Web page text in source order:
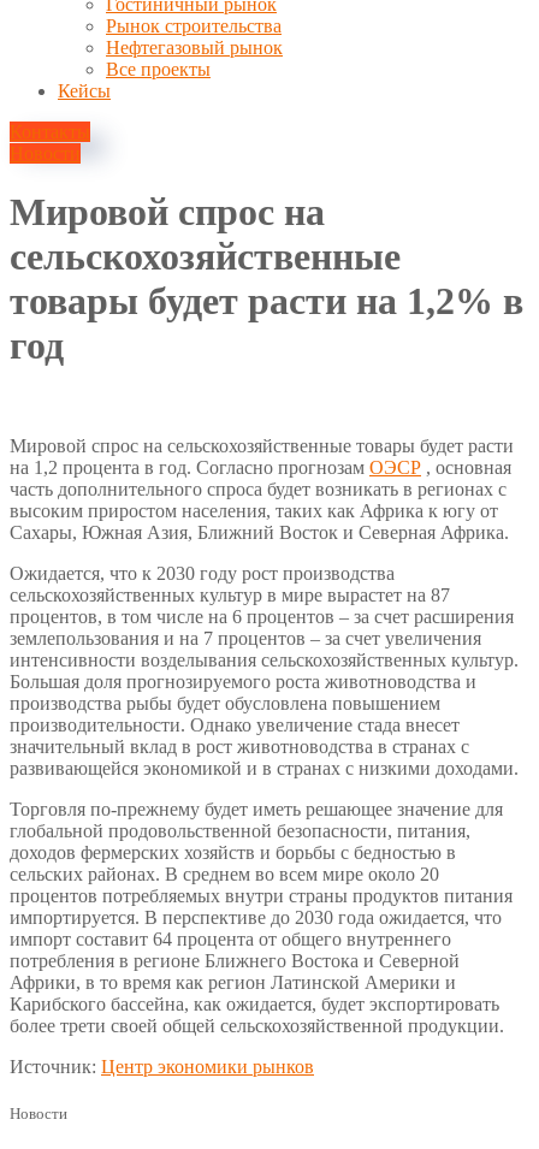
Гостиничный рынок
Рынок строительства
Нефтегазовый рынок
Все проекты
Кейсы
Контакты
Новости
Мировой спрос на
сельскохозяйственные
товары будет расти на 1,2% в
год
Мировой спрос на сельскохозяйственные товары будет расти
на 1,2 процента в год. Согласно прогнозам ОЭСР , основная
часть дополнительного спроса будет возникать в регионах с
высоким приростом населения, таких как Африка к югу от
Сахары, Южная Азия, Ближний Восток и Северная Африка.
Ожидается, что к 2030 году рост производства
сельскохозяйственных культур в мире вырастет на 87
процентов, в том числе на 6 процентов – за счет расширения
землепользования и на 7 процентов – за счет увеличения
интенсивности возделывания сельскохозяйственных культур.
Большая доля прогнозируемого роста животноводства и
производства рыбы будет обусловлена ​​повышением
производительности. Однако увеличение стада внесет
значительный вклад в рост животноводства в странах с
развивающейся экономикой и в странах с низкими доходами.
Торговля по-прежнему будет иметь решающее значение для
глобальной продовольственной безопасности, питания,
доходов фермерских хозяйств и борьбы с бедностью в
сельских районах. В среднем во всем мире около 20
процентов потребляемых внутри страны продуктов питания
импортируется. В перспективе до 2030 года ожидается, что
импорт составит 64 процента от общего внутреннего
потребления в регионе Ближнего Востока и Северной
Африки, в то время как регион Латинской Америки и
Карибского бассейна, как ожидается, будет экспортировать
более трети своей общей сельскохозяйственной продукции.
Источник: Центр экономики рынков
Новости